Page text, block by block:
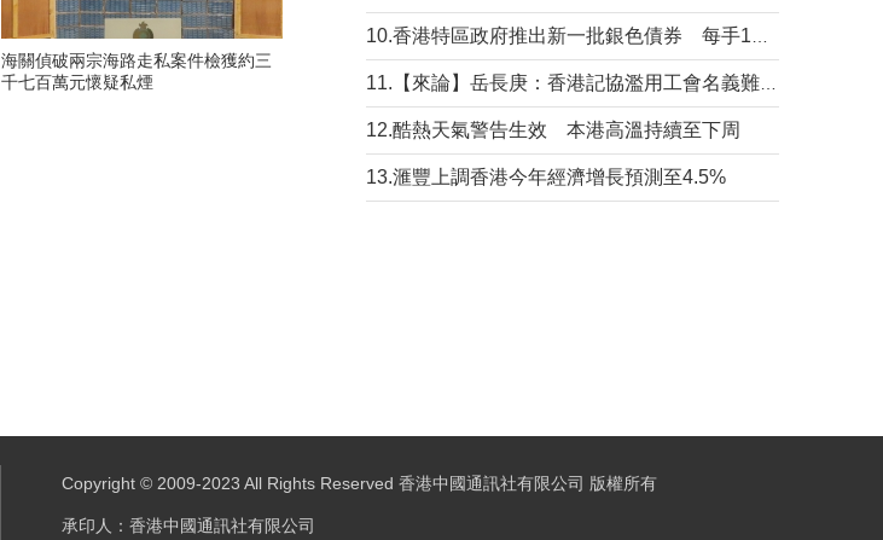
海關偵破兩宗海路走私案件檢獲約三
千七百萬元懷疑私煙
12.酷熱天氣警告生效 本港高溫持續至下周
13.滙豐上調香港今年經濟增長預測至4.5%
Copyright © 2009-2023 All Rights Reserved 香港中國通訊社有限公司 版權所有
承印人：香港中國通訊社有限公司